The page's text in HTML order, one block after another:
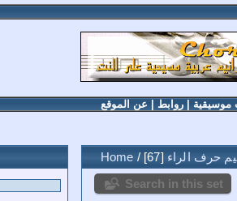
موسيقية |روابط عن الموقع
Home / حرف الراء 67
Search in this set